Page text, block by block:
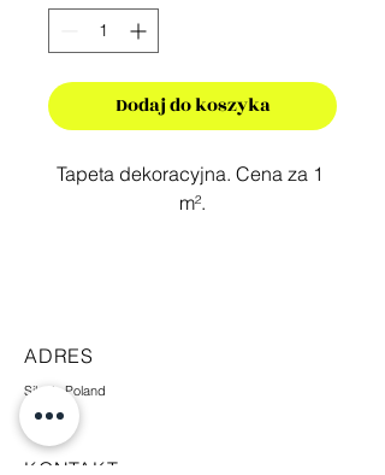
Dodaj do koszyka
Tapeta dekoracyjna. Cena za 1
m².
ADRES
Silesia,Poland
KONTAKT